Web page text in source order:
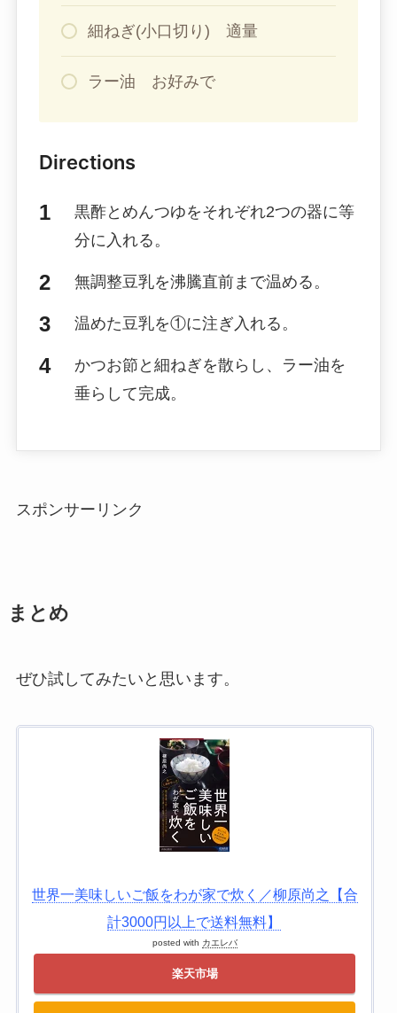
細ねぎ(小口切り) 適量
ラー油 お好みで
Directions
黒酢とめんつゆをそれぞれ2つの器に等
分に入れる。
無調整豆乳を沸騰直前まで温める。
温めた豆乳を①に注ぎ入れる。
かつお節と細ねぎを散らし、ラー油を
垂らして完成。
スポンサーリンク
まとめ
ぜひ試してみたいと思います。
世界一美味しいご飯をわが家で炊く／柳原尚之【合
計3000円以上で送料無料】
posted with カエレバ
楽天市場